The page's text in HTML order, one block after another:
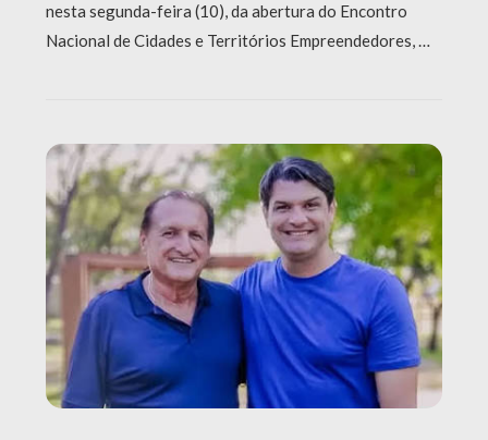
nesta segunda-feira (10), da abertura do Encontro
Nacional de Cidades e Territórios Empreendedores, …